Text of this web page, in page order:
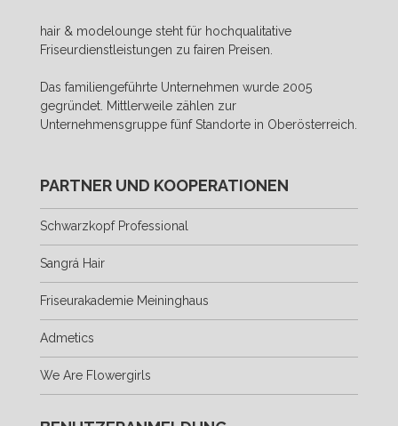
hair & modelounge steht für hochqualitative
Friseurdienstleistungen zu fairen Preisen.
Das familiengeführte Unternehmen wurde 2005
gegründet. Mittlerweile zählen zur
Unternehmensgruppe fünf Standorte in Oberösterreich.
PARTNER UND KOOPERATIONEN
Schwarzkopf Professional
Sangrá Hair
Friseurakademie Meininghaus
Admetics
We Are Flowergirls